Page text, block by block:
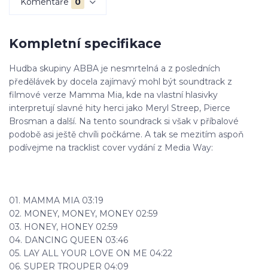
Kompletní specifikace
Hudba skupiny ABBA je nesmrtelná a z posledních
předělávek by docela zajímavý mohl být soundtrack z
filmové verze Mamma Mia, kde na vlastní hlasivky
interpretují slavné hity herci jako Meryl Streep, Pierce
Brosman a další. Na tento soundrack si však v příbalové
podobě asi ještě chvíli počkáme. A tak se mezitím aspoň
podívejme na tracklist cover vydání z Media Way:
01. MAMMA MIA 03:19
02. MONEY, MONEY, MONEY 02:59
03. HONEY, HONEY 02:59
04. DANCING QUEEN 03:46
05. LAY ALL YOUR LOVE ON ME 04:22
06. SUPER TROUPER 04:09